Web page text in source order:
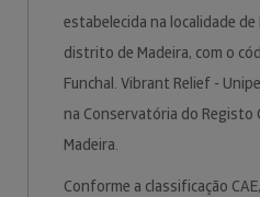
estabelecida na localidade
distrito de Madeira, com o
Funchal. Vibrant Relief -
na Conservatória do
Madeira.
Conforme a classificação